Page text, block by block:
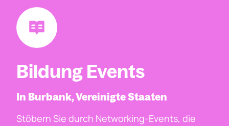
Bildung Events
In Burbank, Vereinigte Staaten
Stöbern Sie durch Networking-Events, die